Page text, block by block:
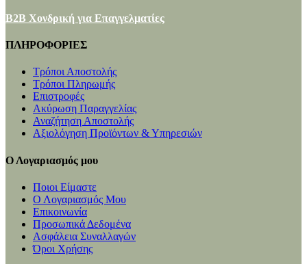
B2B Χονδρική για Επαγγελματίες
ΠΛΗΡΟΦΟΡΙΕΣ
Τρόποι Αποστολής
Τρόποι Πληρωμής
Επιστροφές
Ακύρωση Παραγγελίας
Αναζήτηση Αποστολής
Αξιολόγηση Προϊόντων & Υπηρεσιών
Ο Λογαριασμός μου
Ποιοι Είμαστε
Ο Λογαριασμός Μου
Επικοινωνία
Προσωπικά Δεδομένα
Ασφάλεια Συναλλαγών
Όροι Χρήσης